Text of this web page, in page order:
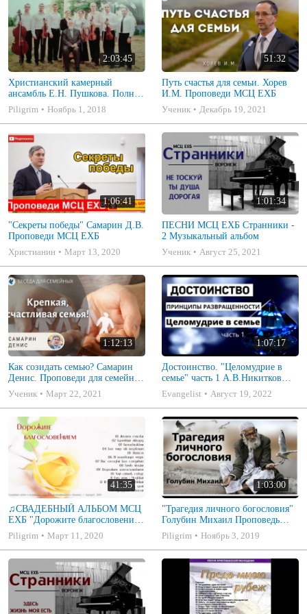
2:03:45
Христианский камерный
ансамбль Е.Н. Пушкова. Полное
собрание
Piligrim Ноябрь 1, 2018
51:32
Путь счастья для семьи. Хорев
И.М. Проповеди МСЦ ЕХБ
Ученик
Декабрь 19, 2021
1:06:41
"Секреты победы" Самарин Д.В.
Проповеди МСЦ ЕХБ
Христианин
Март 13, 2020
1:01:34
ПЕСНИ МСЦ ЕХБ Странники -
2 Музыкальный альбом
Ученик
Август 25, 2021
1:12:13
Как созидать семью? Самарин
Денис. Проповеди для семейных
МСЦ ЕХБ
Ученик Март 22, 2021
1:07:17
Достоинство. "Целомудрие в
семье" часть 1 А.В.Никитков
Беседа для семейных МСЦ ЕХБ
Evangelist Август 19, 2022
41:35
♫СВАДЕБНЫЙ АЛЬБОМ МСЦ
ЕХБ "Дорожите благословением
- Христианские песни.
Музыкальный диск. Псалмы
Piligrim Март 11, 2020
1:03:00
"Трагедия личного богословия"
Голубин Михаил Проповедь
2019
Piligrim Ноябрь 3, 2019